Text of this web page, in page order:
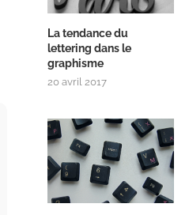
La tendance du
lettering dans le
graphisme
20 avril 2017